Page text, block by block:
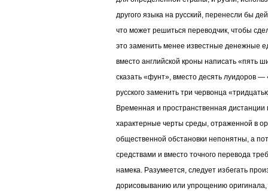
другого языка на русский, перенесли бы
что может решиться переводчик, чтобы
это заменить менее известные денежные
вместо английской кроны написать «пять
сказать «фунт», вместо десять луидоров
русского заменить три червонца
Временная и пространственная дистанции
характерные черты среды, отраженной в
общественной обстановки непонятны, а
средствами и вместо точного перевода
намека. Разумеется, следует избегать
дорисовыванию или упрощению